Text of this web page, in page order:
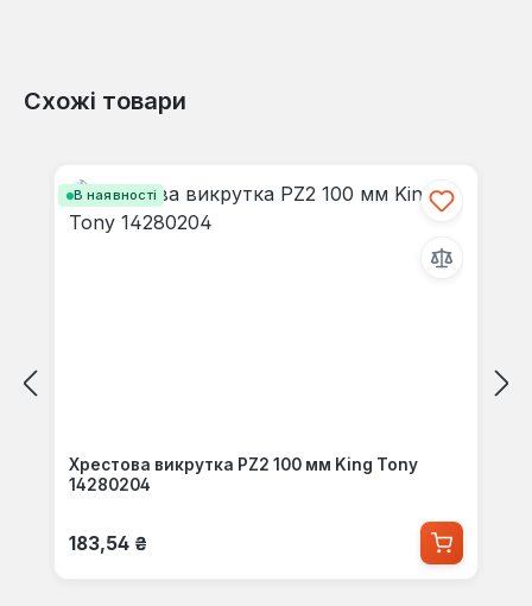
Схожі товари
В наявності
Хрестова викрутка PZ2 100 мм King Tony
14280204
Звичайна ціна:
183,54 ₴